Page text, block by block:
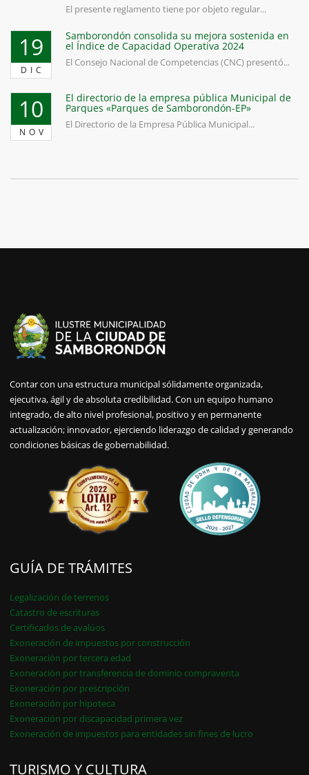
El presente reglamento tiene por objeto regular...
19
DIC
Samborondón consolida su mejora sostenida en
el Índice de Capacidad Operativa 2024
El Consejo Nacional de Competencias (CNC) presentó...
10
NOV
El directorio de la empresa pública Municipal de
Parques «Parques de Samborondón-EP»
El Directorio de la Empresa Pública Municipal...
Contar con una estructura municipal sólidamente organizada,
ejecutiva, ágil y de absoluta credibilidad. Con un equipo humano
integrado, de alto nivel profesional, positivo y en permanente
actualización; innovador, ejerciendo liderazgo de calidad y generando
condiciones básicas de gobernabilidad.
GUÍA DE TRÁMITES
Legalización de terrenos
Catastro de escrituras
Certificados de avalúos
Exoneración de impuestos por construcción
Exoneración por tercera edad
Exoneración por transferencia de dominio compraventa
Exoneración por prescripción
Exoneración por hipoteca
Exoneración por discapacidad primera vez
Exoneración de impuestos para entidades sin fines de lucro
TURISMO Y CULTURA